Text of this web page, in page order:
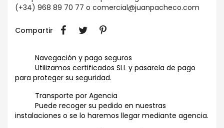
(+34) 968 89 70 77 o comercial@juanpacheco.com
Compartir
Navegación y pago seguros
Utilizamos certificados SLL y pasarela de pago
para proteger su seguridad.
Transporte por Agencia
Puede recoger su pedido en nuestras
instalaciones o se lo haremos llegar mediante agencia.